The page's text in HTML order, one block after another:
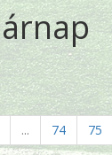
... 74 75